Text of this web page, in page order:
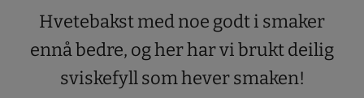
Hvetebakst med noe godt i smaker
ennå bedre, og her har vi brukt deilig
sviskefyll som hever smaken!